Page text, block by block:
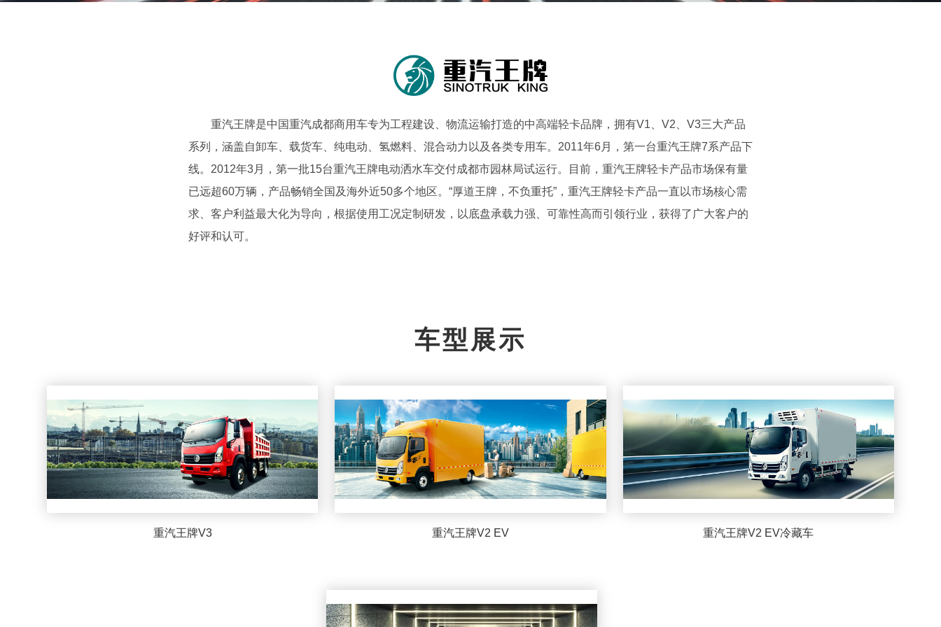
重汽王牌是中国重汽成都商用车专为工程建设、物流运输打造的中高端轻卡品牌，拥有V1、V2、V3三大产品
系列，涵盖自卸车、载货车、纯电动、氢燃料、混合动力以及各类专用车。2011年6月，第一台重汽王牌7系产品下
线。2012年3月，第一批15台重汽王牌电动洒水车交付成都市园林局试运行。目前，重汽王牌轻卡产品市场保有量
已远超60万辆，产品畅销全国及海外近50多个地区。“厚道王牌，不负重托”，重汽王牌轻卡产品一直以市场核心需
求、客户利益最大化为导向，根据使用工况定制研发，以底盘承载力强、可靠性高而引领行业，获得了广大客户的
好评和认可。
车型展示
重汽王牌V3 重汽王牌V2 EV 重汽王牌V2 EV冷藏车